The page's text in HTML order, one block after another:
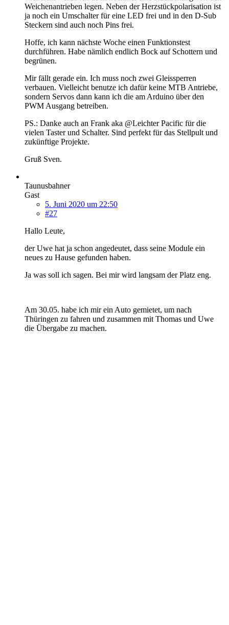
Weichenantrieben legen. Neben der Herzstückpolarisation ist
ja noch ein Umschalter für eine LED frei und in den D-Sub
Steckern sind auch noch Pins frei.
Hoffe, ich kann nächste Woche einen Funktionstest
durchführen. Habe nämlich endlich Bock auf Schottern und
begrünen.
Mir fällt gerade ein. Ich muss noch zwei Gleissperren
verbauen. Vielleicht benutze ich dafür keine MTB Antriebe,
sondern Servos dann kann ich die am Arduino über den
PWM Ausgang betreiben.
PS.: Danke auch an Frank aka @Leichter Pacific für die
vielen Taster und Schalter. Sind perfekt für das Stellpult und
zukünftige Projekte.
Gruß Sven.
Taunusbahner
Gast
5. Juni 2020 um 22:50
#27
Hallo Leute,
der Uwe hat ja schon angedeutet, dass seine Module ein
neues zu Hause gefunden haben.
Ja was soll ich sagen. Bei mir wird langsam der Platz eng.
Am 30.05. habe ich mir ein Auto gemietet, um nach
Thüringen zu fahren und zusammen mit Thomas und Uwe
die Übergabe zu machen.